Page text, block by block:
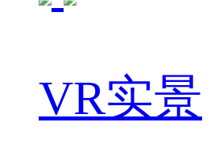
VR实景